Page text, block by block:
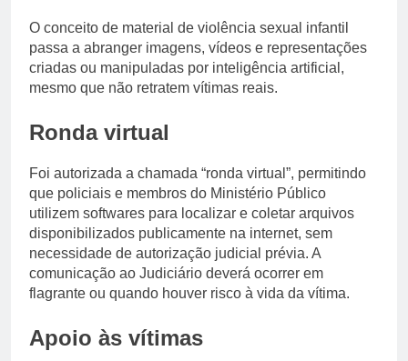
O conceito de material de violência sexual infantil
passa a abranger imagens, vídeos e representações
criadas ou manipuladas por inteligência artificial,
mesmo que não retratem vítimas reais.
Ronda virtual
Foi autorizada a chamada “ronda virtual”, permitindo
que policiais e membros do Ministério Público
utilizem softwares para localizar e coletar arquivos
disponibilizados publicamente na internet, sem
necessidade de autorização judicial prévia. A
comunicação ao Judiciário deverá ocorrer em
flagrante ou quando houver risco à vida da vítima.
Apoio às vítimas